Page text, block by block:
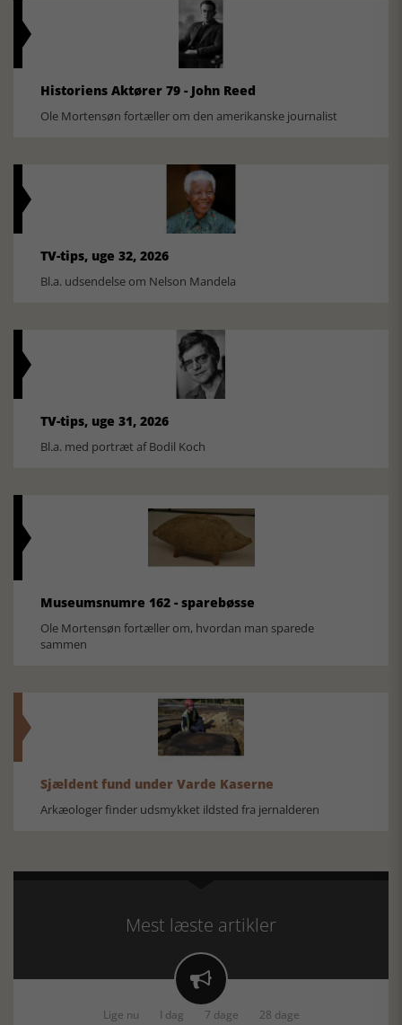
Historiens Aktører 79 - John Reed
Ole Mortensøn fortæller om den amerikanske journalist
TV-tips, uge 32, 2026
Bl.a. udsendelse om Nelson Mandela
TV-tips, uge 31, 2026
Bl.a. med portræt af Bodil Koch
Museumsnumre 162 - sparebøsse
Ole Mortensøn fortæller om, hvordan man sparede
sammen
Sjældent fund under Varde Kaserne
Arkæologer finder udsmykket ildsted fra jernalderen
Mest læste artikler

Lige nu I dag 7 dage 28 dage